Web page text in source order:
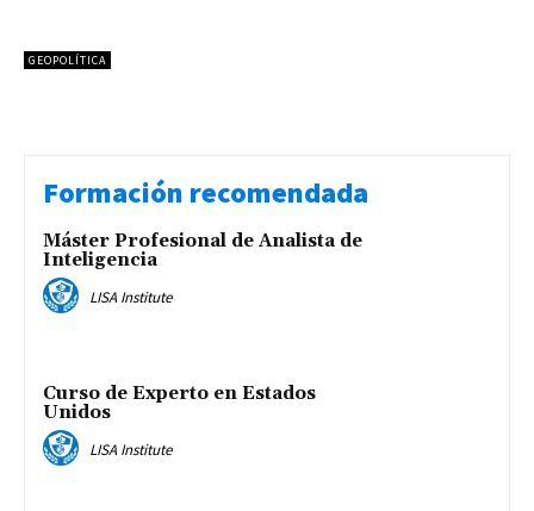
GEOPOLÍTICA
Formación recomendada
Máster Profesional de Analista de
Inteligencia
LISA Institute
Curso de Experto en Estados
Unidos
LISA Institute